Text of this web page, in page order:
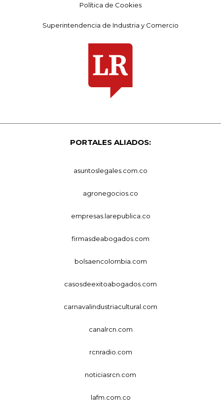
Política de Cookies
Superintendencia de Industria y Comercio
PORTALES ALIADOS:
asuntoslegales.com.co
agronegocios.co
empresas.larepublica.co
firmasdeabogados.com
bolsaencolombia.com
casosdeexitoabogados.com
carnavalindustriacultural.com
canalrcn.com
rcnradio.com
noticiasrcn.com
lafm.com.co